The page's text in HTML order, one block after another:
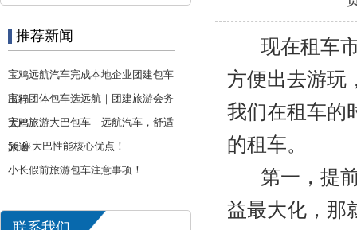
推荐新闻
宝鸡远航汽车完成本地企业团建包车
出行
宝鸡团体包车选远航｜团建旅游会务
大巴
宝鸡旅游大巴包车｜远航汽车，舒适
旅途
56 座大巴性能核心优点！
小长假前旅游包车注意事项！
现在租车市
方便出去游玩
我们在租车的
的租车。
第一，提前
益最大化，那